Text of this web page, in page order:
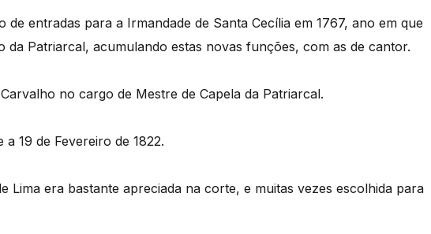
de entradas para a Irmandade de Santa Cecília em 1767, ano em que
da Patriarcal, acumulando estas novas funções, com as de cantor.
no cargo de Mestre de Capela da Patriarcal.
19 de Fevereiro de 1822.
Lima era bastante apreciada na corte, e muitas vezes escolhida para